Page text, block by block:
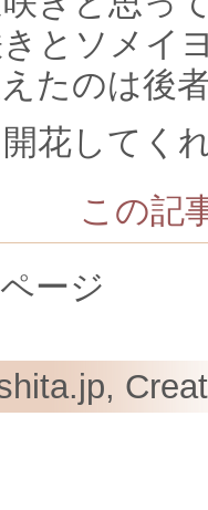
とソメイ
たのは後
花してく
この記
ージ